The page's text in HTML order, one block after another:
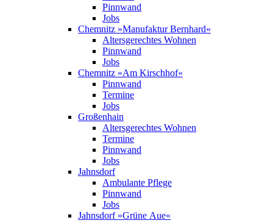
Pinnwand
Jobs
Chemnitz »Manufaktur Bernhard«
Altersgerechtes Wohnen
Pinnwand
Jobs
Chemnitz »Am Kirschhof«
Pinnwand
Termine
Jobs
Großenhain
Altersgerechtes Wohnen
Termine
Pinnwand
Jobs
Jahnsdorf
Ambulante Pflege
Pinnwand
Jobs
Jahnsdorf »Grüne Aue«